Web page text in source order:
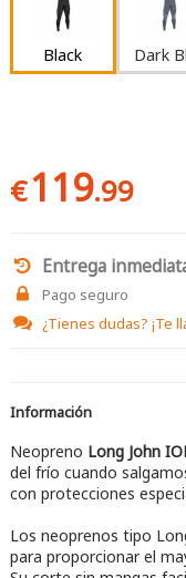
Black Dark
€119.99
Entrega
Pago seguro
¿Tienes dudas? ¡Te
Información
Neopreno Long John
del frío cuando
con protecciones
Los neoprenos tipo
para proporcionar el